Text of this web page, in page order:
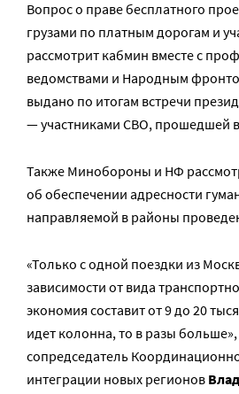
Вопрос о праве бесплатного
грузами по платным дорогам и
рассмотрит кабмин вместе с
ведомствами и Народным
выдано по итогам встречи
— участниками СВО, прошедшей
Также Минобороны и НФ
об обеспечении адресности
направляемой в районы
«Только с одной поездки из
зависимости от вида
экономия составит от 9 до 20
идет колонна, то в разы
сопредседатель
интеграции новых регионов